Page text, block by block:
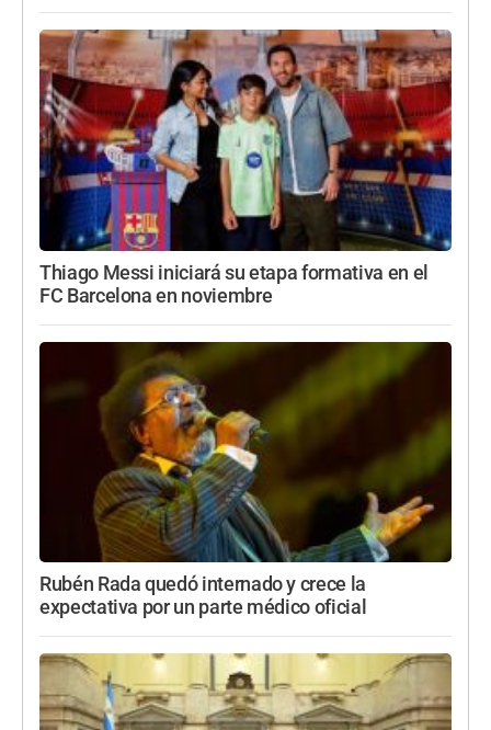
Thiago Messi iniciará su etapa formativa en el
FC Barcelona en noviembre
Rubén Rada quedó internado y crece la
expectativa por un parte médico oficial